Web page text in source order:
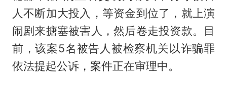
人不断加大投入，等资金到位了，就上演
闹剧来搪塞被害人，然后卷走投资款。目
前，该案5名被告人被检察机关以诈骗罪
依法提起公诉，案件正在审理中。